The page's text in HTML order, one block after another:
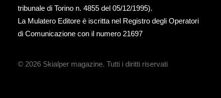
tribunale di Torino n. 4855 del 05/12/1995).
La Mulatero Editore è iscritta nel Registro degli Operatori
di Comunicazione con il numero 21697
© 2026 Skialper magazine. Tutti i diritti riservati